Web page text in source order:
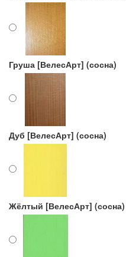
Груша [ВелесАрт] (сосна)
Дуб [ВелесАрт] (сосна)
Жёлтый [ВелесАрт] (сосна)